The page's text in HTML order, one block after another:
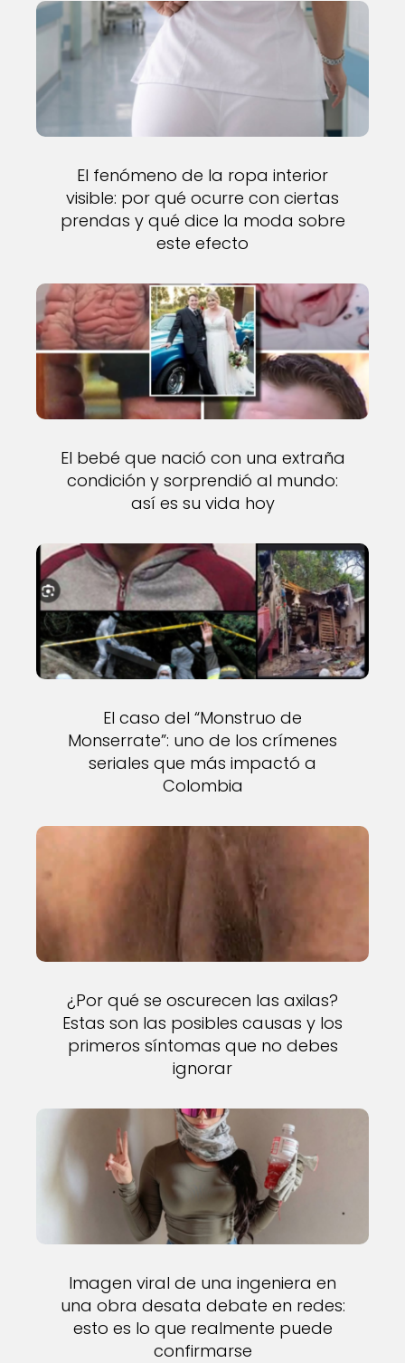
El fenómeno de la ropa interior
visible: por qué ocurre con ciertas
prendas y qué dice la moda sobre
este efecto
El bebé que nació con una extraña
condición y sorprendió al mundo:
así es su vida hoy
El caso del “Monstruo de
Monserrate”: uno de los crímenes
seriales que más impactó a
Colombia
¿Por qué se oscurecen las axilas?
Estas son las posibles causas y los
primeros síntomas que no debes
ignorar
Imagen viral de una ingeniera en
una obra desata debate en redes:
esto es lo que realmente puede
confirmarse